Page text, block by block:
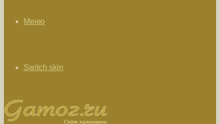
Меню
Switch skin